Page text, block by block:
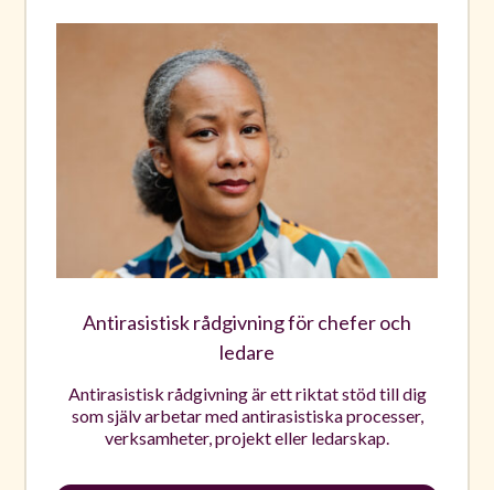
Antirasistisk rådgivning för chefer och
ledare
Antirasistisk rådgivning är ett riktat stöd till dig
som själv arbetar med antirasistiska processer,
verksamheter, projekt eller ledarskap.